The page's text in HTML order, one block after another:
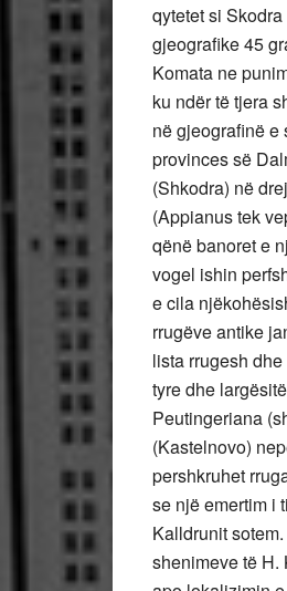
qytetet si
gjeografike 45
Komata ne
ku ndër të tjera
në gjeografinë e
provinces së
(Shkodra) në
(Appianus tek
qënë banoret e
vogel ishin
e cila
rrugëve antike
lista rrugesh
tyre dhe
Peutingeriana
(Kastelnovo)
pershkruhet
se një emertim i
Kalldrunit
shenimeve të H.